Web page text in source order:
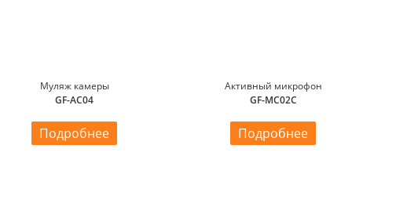
Муляж камеры
GF-AC04
Подробнее
Активный микрофон
GF-MC02C
Подробнее